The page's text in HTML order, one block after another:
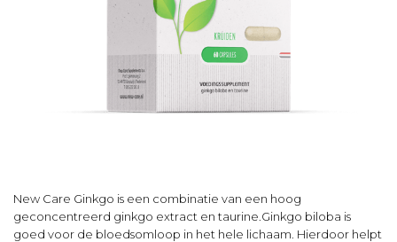
New Care Ginkgo is een combinatie van een hoog
geconcentreerd ginkgo extract en taurine.Ginkgo biloba is
goed voor de bloedsomloop in het hele lichaam. Hierdoor helpt